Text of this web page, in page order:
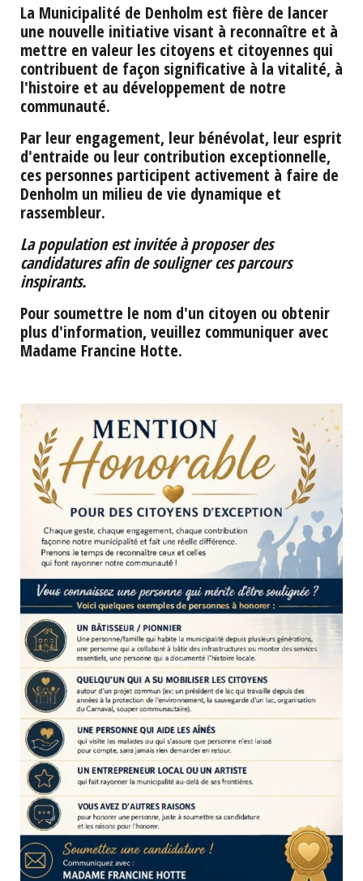
La Municipalité de Denholm est fière de lancer
une nouvelle initiative visant à reconnaître et à
mettre en valeur les citoyens et citoyennes qui
contribuent de façon significative à la vitalité, à
l'histoire et au développement de notre
communauté.
Par leur engagement, leur bénévolat, leur esprit
d'entraide ou leur contribution exceptionnelle,
ces personnes participent activement à faire de
Denholm un milieu de vie dynamique et
rassembleur.
La population est invitée à proposer des
candidatures afin de souligner ces parcours
inspirants.
Pour soumettre le nom d'un citoyen ou obtenir
plus d'information, veuillez communiquer avec
Madame Francine Hotte.